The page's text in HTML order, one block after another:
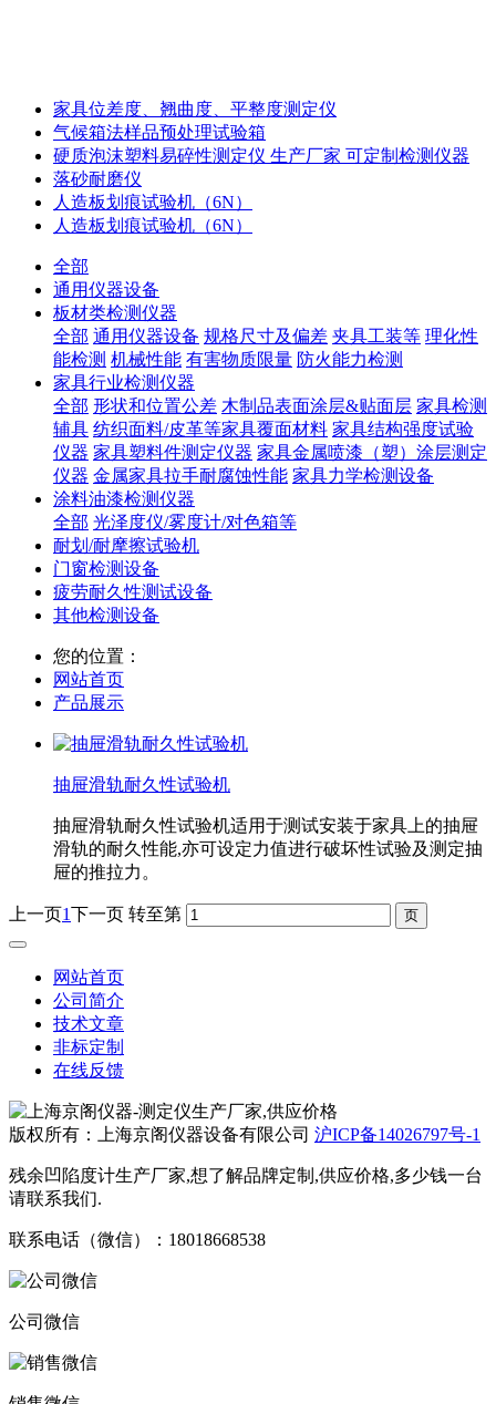
家具位差度、翘曲度、平整度测定仪
气候箱法样品预处理试验箱
硬质泡沫塑料易碎性测定仪 生产厂家 可定制检测仪器
落砂耐磨仪
人造板划痕试验机（6N）
人造板划痕试验机（6N）
全部
通用仪器设备
板材类检测仪器
全部 通用仪器设备 规格尺寸及偏差 夹具工装等 理化性
能检测 机械性能 有害物质限量 防火能力检测
家具行业检测仪器
全部 形状和位置公差 木制品表面涂层&贴面层 家具检测
辅具 纺织面料/皮革等家具覆面材料 家具结构强度试验
仪器 家具塑料件测定仪器 家具金属喷漆（塑）涂层测定
仪器 金属家具拉手耐腐蚀性能 家具力学检测设备
涂料油漆检测仪器
全部 光泽度仪/雾度计/对色箱等
耐划/耐摩擦试验机
门窗检测设备
疲劳耐久性测试设备
其他检测设备
您的位置：
网站首页
产品展示
抽屉滑轨耐久性试验机
抽屉滑轨耐久性试验机适用于测试安装于家具上的抽屉
滑轨的耐久性能,亦可设定力值进行破坏性试验及测定抽
屉的推拉力。
上一页1下一页 转至第
网站首页
公司简介
技术文章
非标定制
在线反馈
版权所有：上海京阁仪器设备有限公司 沪ICP备14026797号-1
残余凹陷度计生产厂家,想了解品牌定制,供应价格,多少钱一台
请联系我们.
联系电话（微信）：18018668538
公司微信